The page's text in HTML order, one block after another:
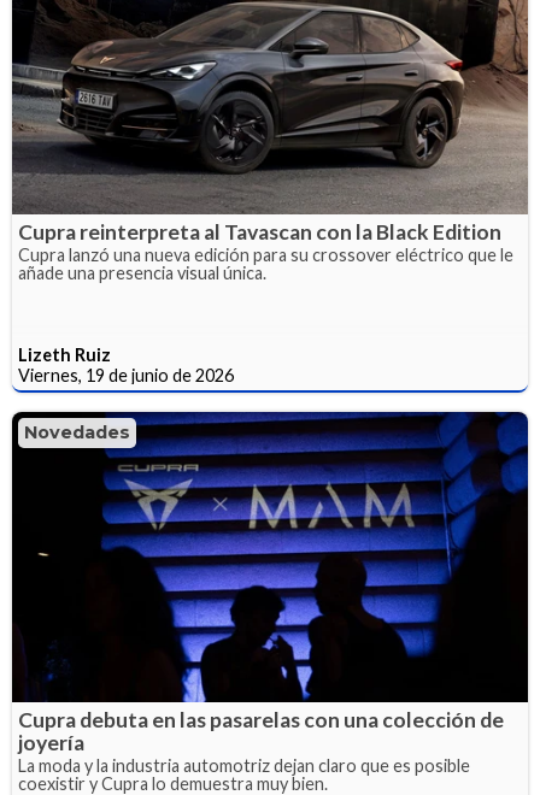
Cupra reinterpreta al Tavascan con la Black Edition
Cupra lanzó una nueva edición para su crossover eléctrico que le
añade una presencia visual única.
Lizeth Ruiz
Viernes, 19 de junio de 2026
Novedades
Cupra debuta en las pasarelas con una colección de
joyería
La moda y la industria automotriz dejan claro que es posible
coexistir y Cupra lo demuestra muy bien.